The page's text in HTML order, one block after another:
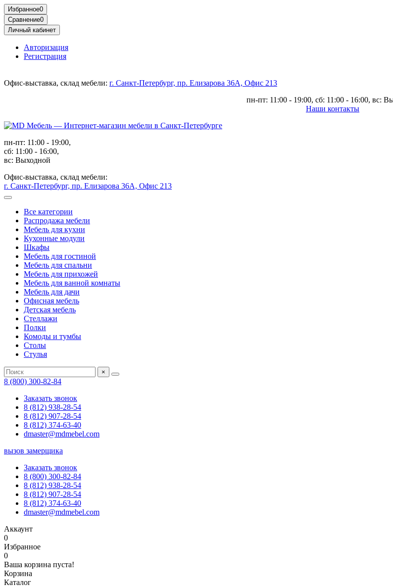
Избранное0
Сравнение0
Личный кабинет
Авторизация
Регистрация
Офис-выставка, склад мебели: г. Санкт-Петербург, пр. Елизарова 36А, Офис 213
пн-пт: 11:00 - 19:00, сб: 11:00 - 16:00, вс:
Наши контакты
пн-пт: 11:00 - 19:00,
сб: 11:00 - 16:00,
вс: Выходной
Офис-выставка, склад мебели:
г. Санкт-Петербург, пр. Елизарова 36А, Офис 213
Все категории
Распродажа мебели
Мебель для кухни
Кухонные модули
Шкафы
Мебель для гостиной
Мебель для спальни
Мебель для прихожей
Мебель для ванной комнаты
Мебель для дачи
Офисная мебель
Детская мебель
Стеллажи
Полки
Комоды и тумбы
Столы
Стулья
×
8 (800) 300-82-84
Заказать звонок
8 (812) 938-28-54
8 (812) 907-28-54
8 (812) 374-63-40
dmaster@mdmebel.com
вызов замерщика
Заказать звонок
8 (800) 300-82-84
8 (812) 938-28-54
8 (812) 907-28-54
8 (812) 374-63-40
dmaster@mdmebel.com
Аккаунт
0
Избранное
0
Ваша корзина пуста!
Корзина
Каталог